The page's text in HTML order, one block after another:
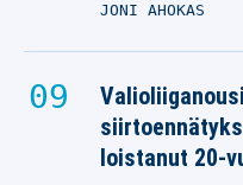
JONI AHOKAS
loistanut 20-